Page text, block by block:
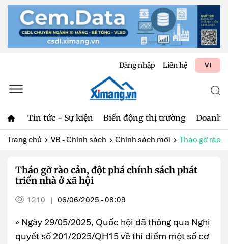
Đăng nhập Liên hệ VI
Tin tức - Sự kiện Biến động thị trường Doanh
Trang chủ VB - Chính sách Chính sách mới Tháo gỡ rào
Tháo gỡ rào cản, đột phá chính sách phát
triển nhà ở xã hội
1210 | 06/06/2025 - 08:09
» Ngày 29/05/2025, Quốc hội đã thông qua Nghị
quyết số 201/2025/QH15 về thí điểm một số cơ